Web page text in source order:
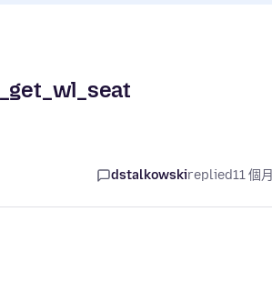
dstalkowskireplied11 個